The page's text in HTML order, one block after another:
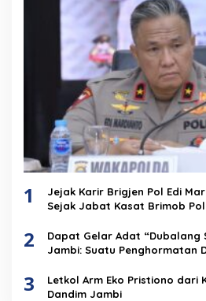
1
Jejak Karir Brigjen Pol Edi
Sejak Jabat Kasat Brimob
2
Dapat Gelar Adat “Dubalang
Jambi: Suatu Penghormatan
3
Letkol Arm Eko Pristiono dari
Dandim Jambi